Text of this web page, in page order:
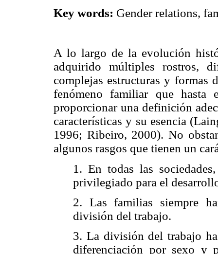
Key words: Gender relations,
A lo largo de la evolución
adquirido múltiples rostros,
complejas estructuras y formas
fenómeno familiar que
proporcionar una definición
características y su esencia
1996; Ribeiro, 2000). No
algunos rasgos que tienen un
1. En todas las
privilegiado para el
2. Las familias siempre
división del trabajo.
3. La división del trabajo
diferenciación por sexo y